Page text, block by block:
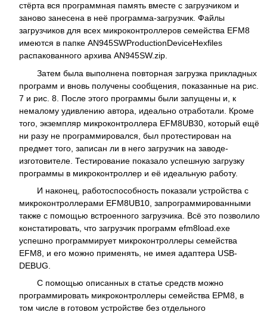
стёрта вся программная память вместе с загрузчиком и
заново занесена в неё программа-загрузчик. Файлы
загрузчиков для всех микроконтроллеров семейства EFM8
имеются в папке AN945SWProductionDeviceHexfiles
распакованного архива AN945SW.zip.
Затем была выполнена повторная загрузка прикладных
программ и вновь получены сообщения, показанные на рис.
7 и рис. 8. После этого программы были запущены и, к
немалому удивлению автора, идеально отработали. Кроме
того, экземпляр микроконтроллера EFM8UB30, который ещё
ни разу не программировался, был протестирован на
предмет того, записан ли в него загрузчик на заводе-
изготовителе. Тестирование показало успешную загрузку
программы в микроконтроллер и её идеальную работу.
И наконец, работоспособность показали устройства с
микроконтроллерами EFM8UB10, запрограммированными
также с помощью встроенного загрузчика. Всё это позволило
констатировать, что загрузчик программ efm8load.exe
успешно программирует микроконтроллеры семейства
EFM8, и его можно применять, не имея адаптера USB-
DEBUG.
С помощью описанных в статье средств можно
программировать микроконтроллеры семейства EPM8, в
том числе в готовом устройстве без отдельного